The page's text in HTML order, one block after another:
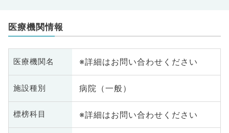
医療機関情報
医療機関名 ※詳細はお問い合わせください
施設種別 病院（一般）
標榜科目 ※詳細はお問い合わせください